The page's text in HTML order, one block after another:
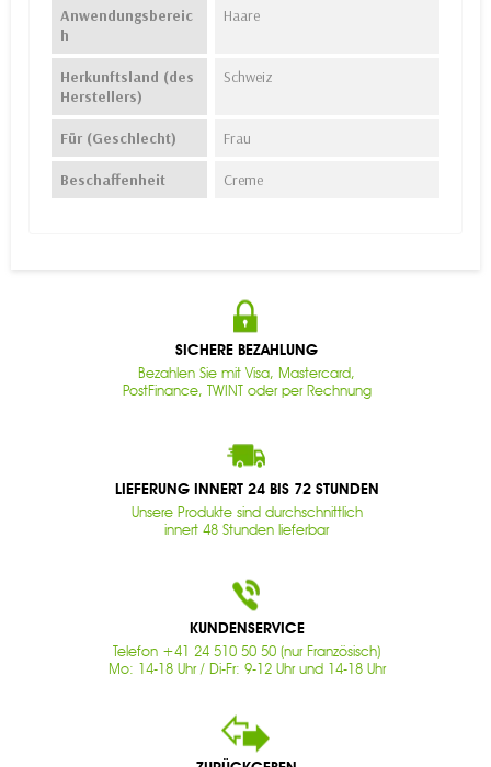
Anwendungsbereic
h
Haare
Herkunftsland (des
Herstellers)
Schweiz
Für (Geschlecht) Frau
Beschaffenheit Creme
SICHERE BEZAHLUNG
Bezahlen Sie mit Visa, Mastercard,
PostFinance, TWINT oder per Rechnung
LIEFERUNG INNERT 24 BIS 72 STUNDEN
Unsere Produkte sind durchschnittlich
innert 48 Stunden lieferbar
KUNDENSERVICE
Telefon +41 24 510 50 50 (nur Französisch)
Mo: 14-18 Uhr / Di-Fr: 9-12 Uhr und 14-18 Uhr